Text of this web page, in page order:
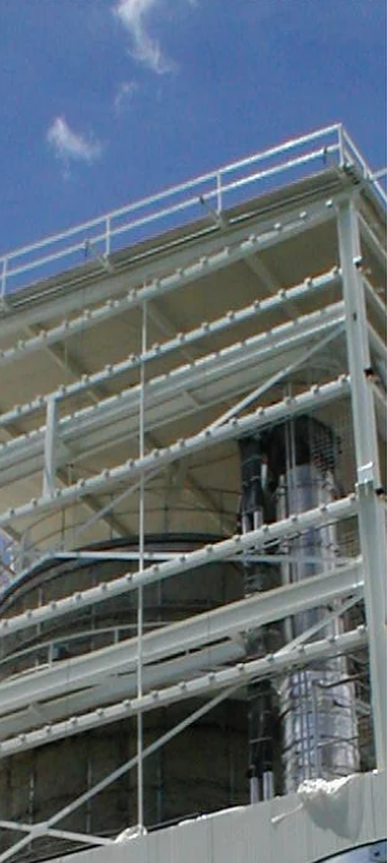
Propuestas en infraestructura del presidente
electo Ivan Duque